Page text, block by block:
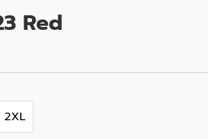
Red
2XL